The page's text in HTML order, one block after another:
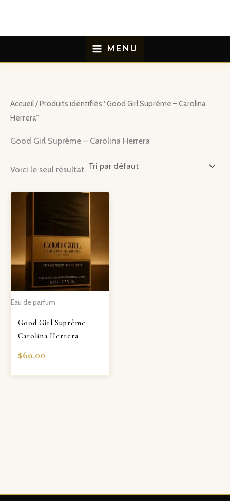
contenu
MENU
Accueil/ Produits identifiés “Good Girl Suprême – Carolina
Herrera”
Good Girl Suprême – Carolina Herrera
Voici le seul résultat
Eau de parfum
Good Girl Suprême –
Carolina Herrera
$60.00